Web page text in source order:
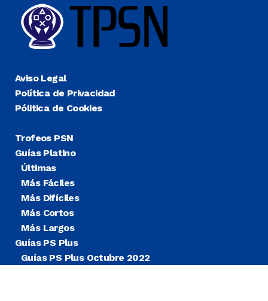
Aviso Legal
Política de Privacidad
Pólitica de Cookies
Trofeos PSN
Guías Platino
Últimas
Más Fáciles
Más Difíciles
Más Cortos
Más Largos
Guías PS Plus
Guías PS Plus Octubre 2022